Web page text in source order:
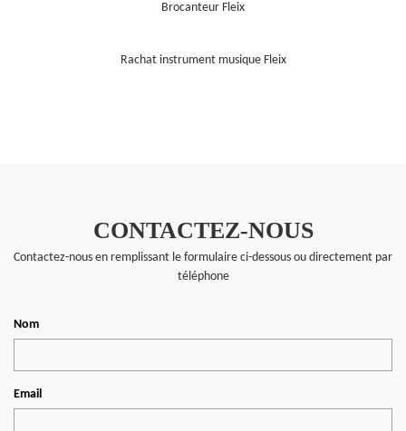
Brocanteur Fleix
Rachat instrument musique Fleix
CONTACTEZ-NOUS
Contactez-nous en remplissant le formulaire ci-dessous ou directement par
téléphone
Nom
Email